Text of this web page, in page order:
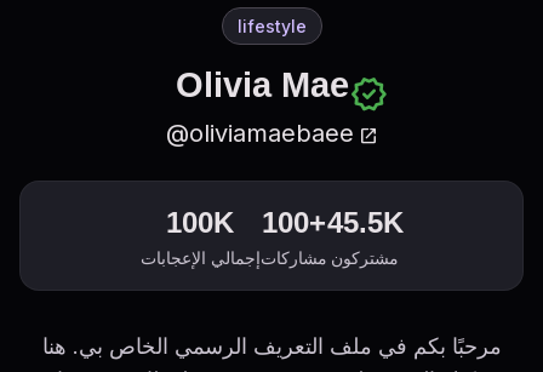
lifestyle
Olivia Maeverified
@oliviamaebaee open_in_new
100K
إجمالي الإعجابات
100+
مشاركات
45.5K
مشتركون
مرحبًا بكم في ملف التعريف الرسمي الخاص بي. هنا